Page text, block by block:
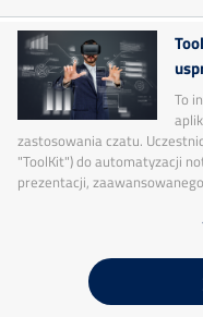
To
zastosowania czatu.
"ToolKit") do automatyzacji
prezentacji,